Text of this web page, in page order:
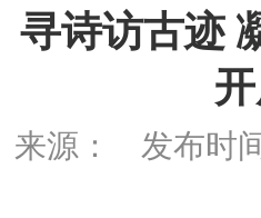
寻诗访古迹
来源： 发布时